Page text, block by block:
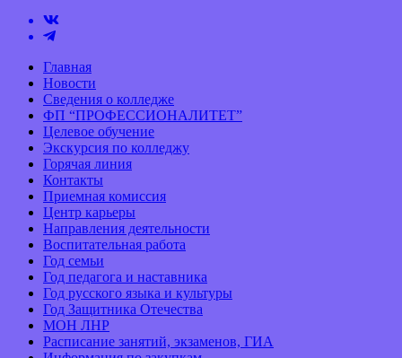
Главная
Новости
Сведения о колледже
ФП “ПРОФЕССИОНАЛИТЕТ”
Целевое обучение
Экскурсия по колледжу
Горячая линия
Контакты
Приемная комиссия
Центр карьеры
Направления деятельности
Воспитательная работа
Год семьи
Год педагога и наставника
Год русского языка и культуры
Год Защитника Отечества
МОН ЛНР
Расписание занятий, экзаменов, ГИА